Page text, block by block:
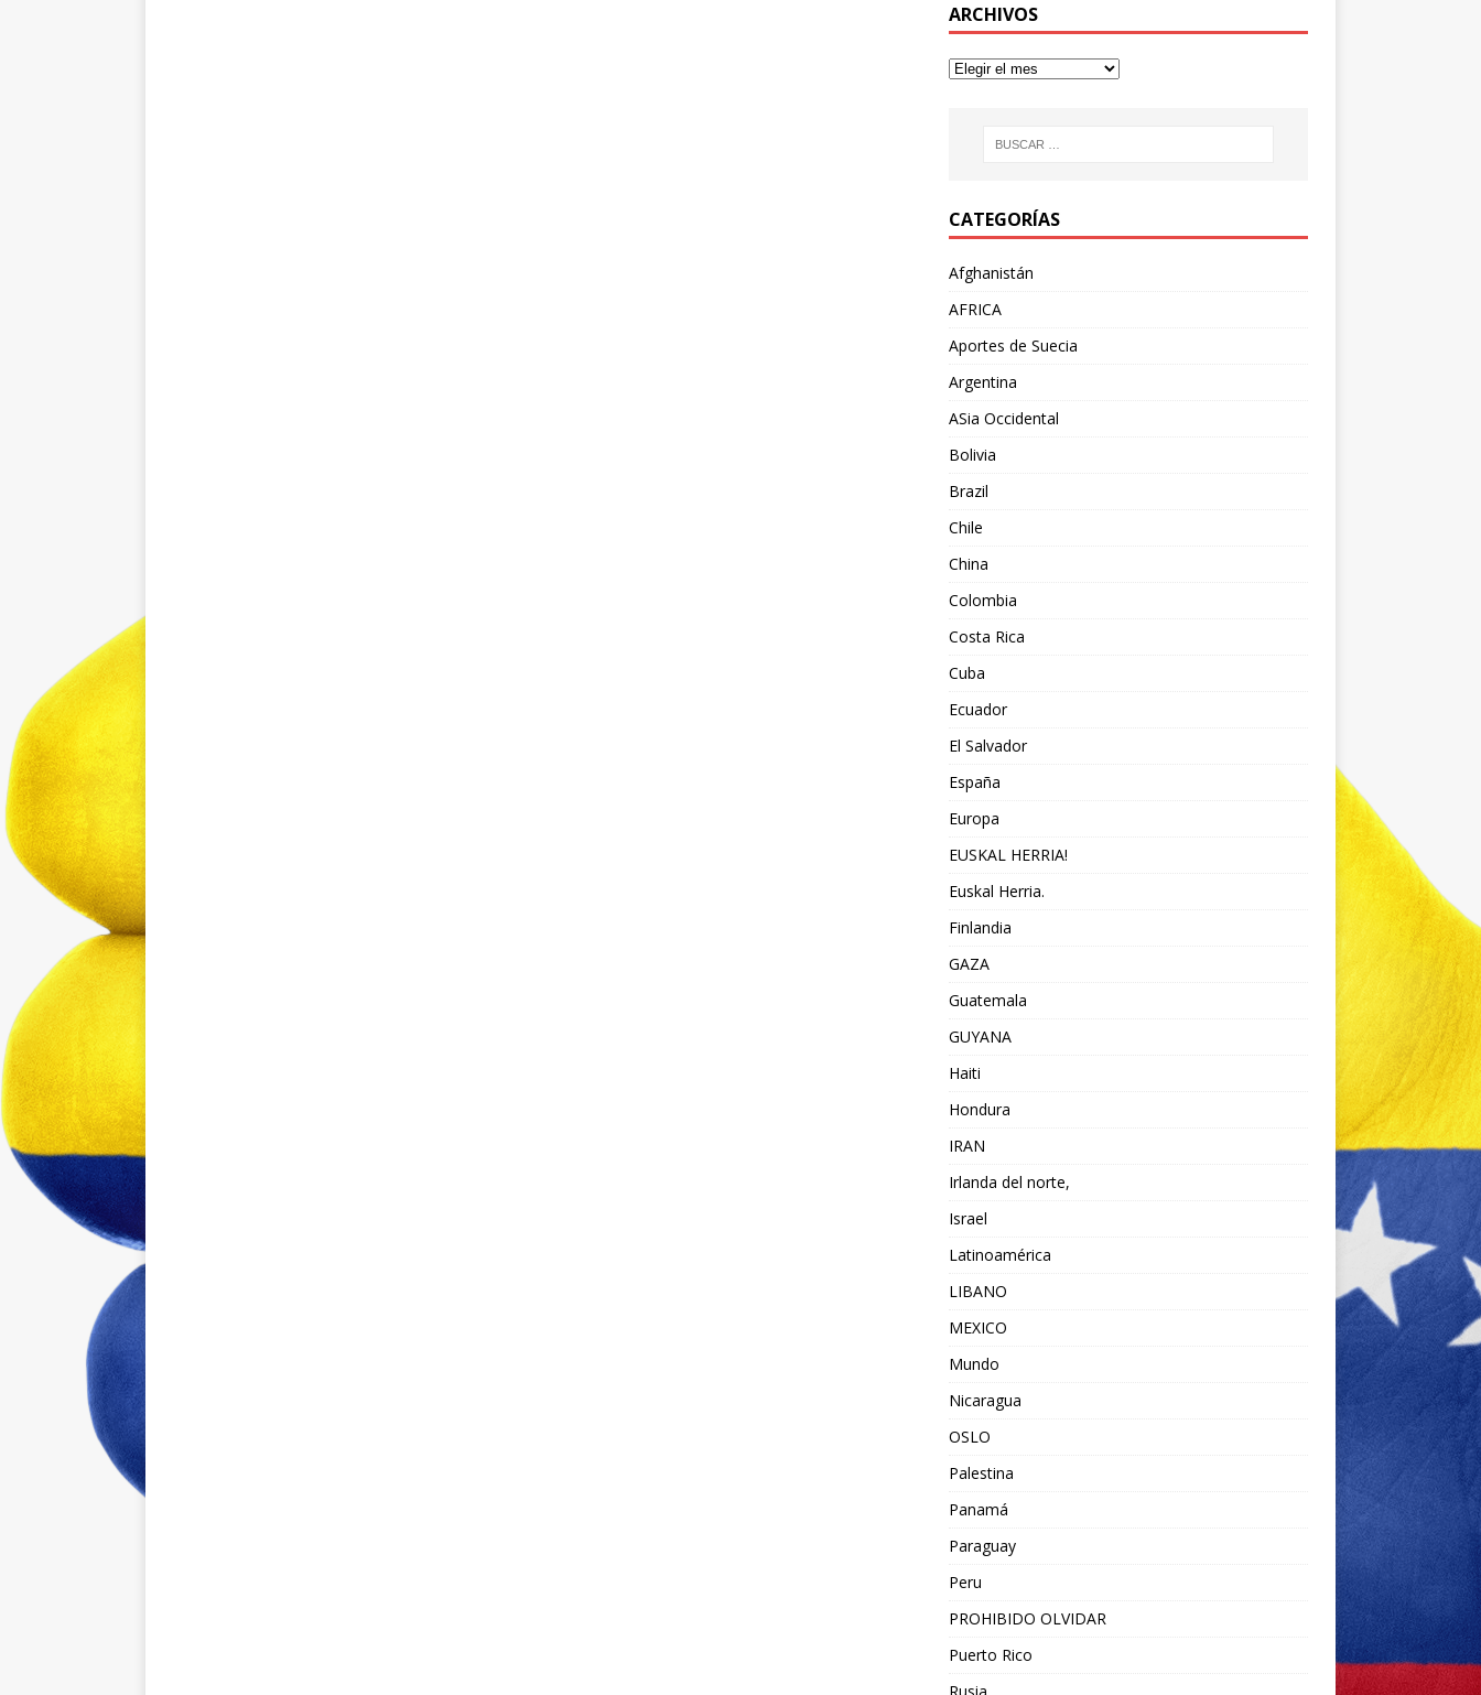
ARCHIVOS
CATEGORÍAS
Afghanistán
AFRICA
Aportes de Suecia
Argentina
ASia Occidental
Bolivia
Brazil
Chile
China
Colombia
Costa Rica
Cuba
Ecuador
El Salvador
España
Europa
EUSKAL HERRIA!
Euskal Herria.
Finlandia
GAZA
Guatemala
GUYANA
Haiti
Hondura
IRAN
Irlanda del norte,
Israel
Latinoamérica
LIBANO
MEXICO
Mundo
Nicaragua
OSLO
Palestina
Panamá
Paraguay
Peru
PROHIBIDO OLVIDAR
Puerto Rico